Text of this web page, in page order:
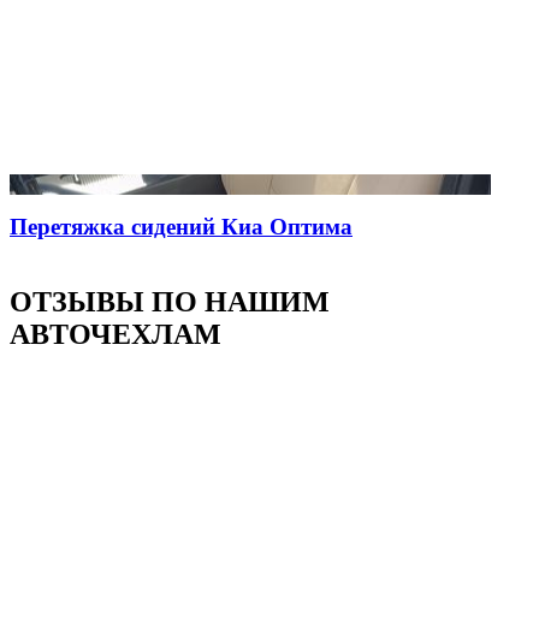
Перетяжка сидений Киа Оптима
ОТЗЫВЫ ПО НАШИМ
АВТОЧЕХЛАМ